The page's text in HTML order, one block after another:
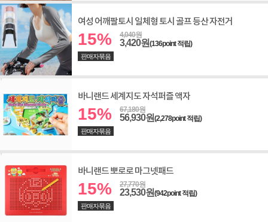
여성 어깨팔토시 일체형 토시 골프 등산 자전거
15% 4,040원
3,420원(136point 적립)
판매자묶음
바니랜드 세계지도 자석퍼즐 액자
15% 67,180원
56,930원(2,278point 적립)
판매자묶음
바니랜드 뽀로로 마그넷패드
15% 27,770원
23,530원(942point 적립)
판매자묶음